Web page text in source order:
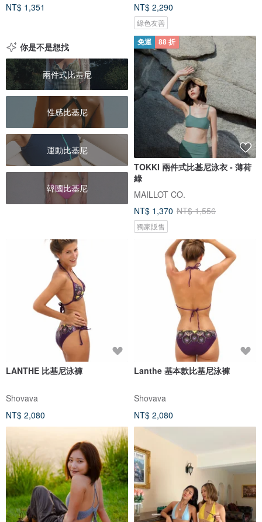
NT$ 1,351
NT$ 2,290
綠色友善
你是不是想找
兩件式比基尼
性感比基尼
運動比基尼
韓國比基尼
免運 88 折
TOKKI 兩件式比基尼泳衣 - 薄荷
綠
MAILLOT CO.
NT$ 1,370 NT$ 1,556
獨家販售
LANTHE 比基尼泳褲
Shovava
NT$ 2,080
Lanthe 基本款比基尼泳褲
Shovava
NT$ 2,080